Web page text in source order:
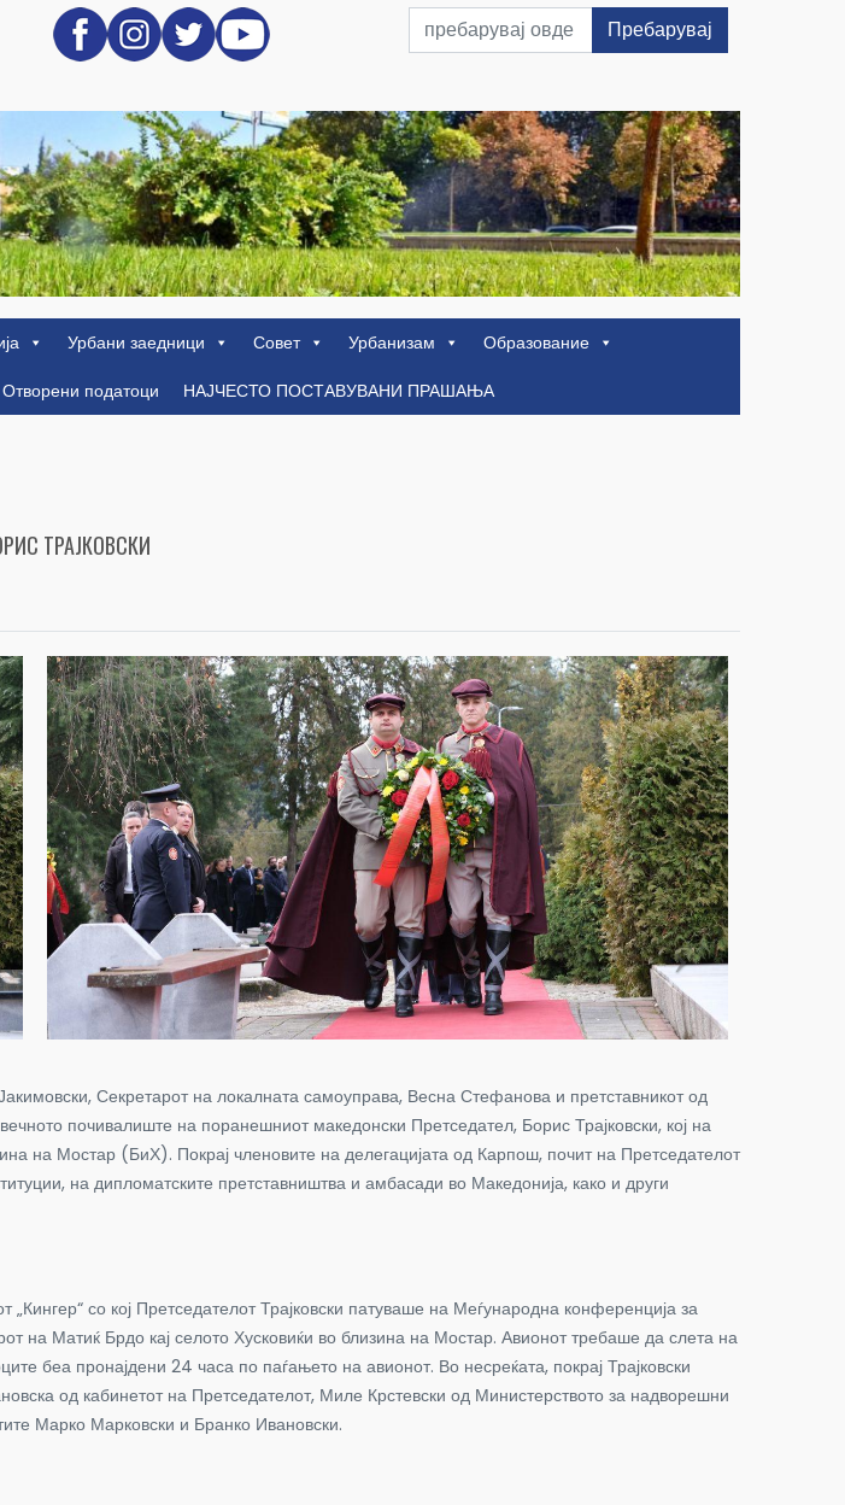
Пребарувај
Урбани заедници Совет Урбанизам
Образование
Отворени податоци НАЈЧЕСТО ПОСТАВУВАНИ ПРАШАЊА
ТРАЈКОВСКИ
Секретарот на локалната самоуправа, Весна Стефанова и претставникот од
почивалиште на поранешниот македонски Претседател, Борис Трајковски, кој на
на Мостар (БиХ). Покрај членовите на делегацијата од Карпош, почит на Претседателот
на дипломатските претставништва и амбасади во Македонија, како и други
со кој Претседателот Трајковски патуваше на Меѓународна конференција за
Матиќ Брдо кај селото Хусковиќи во близина на Мостар. Авионот требаше да слета на
беа пронајдени 24 часа по паѓањето на авионот. Во несреќата, покрај Трајковски
од кабинетот на Претседателот, Миле Крстевски од Министерството за надворешни
Марко Марковски и Бранко Ивановски.